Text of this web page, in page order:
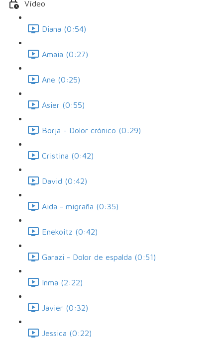
Vídeo
Diana (0:54)
Amaia (0:27)
Ane (0:25)
Asier (0:55)
Borja - Dolor crónico (0:29)
Cristina (0:42)
David (0:42)
Aida - migraña (0:35)
Enekoitz (0:42)
Garazi - Dolor de espalda (0:51)
Inma (2:22)
Javier (0:32)
Jessica (0:22)